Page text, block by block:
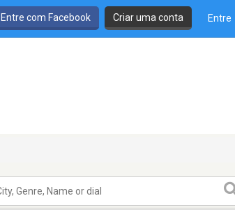
Entre com Facebook Criar uma conta Entre